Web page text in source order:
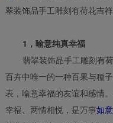
翠装饰品手工雕刻有荷花吉祥
1，喻意纯真幸福
翡翠装饰品手工雕刻有
百卉中唯一的一种百果与種
表，喻意幸福的友谊和感情
幸福、两情相悦，是万事如意